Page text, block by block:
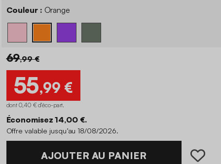
Couleur : Orange
69,99 €
55,99 €
dont 0,40 € d'éco-part.
Économisez 14,00 €.
Offre valable jusqu’au 18/08/2026.
AJOUTER AU PANIER